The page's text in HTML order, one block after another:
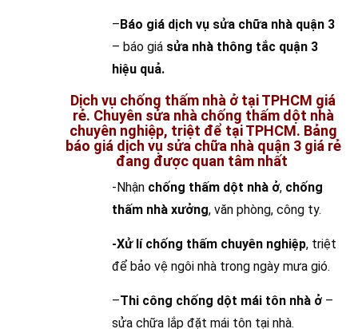
–Báo giá dịch vụ sửa chữa nhà quận 3
– báo giá sửa nhà thông tắc quận 3
hiệu quả.
Dịch vụ chống thấm nhà ở tại TPHCM giá
rẻ. Chuyên sửa nhà chống thấm dột nhà
chuyên nghiệp, triệt để tại TPHCM. Bảng
báo giá dịch vụ sửa chữa nhà quận 3 giá rẻ
đang được quan tâm nhất
-Nhận chống thấm dột nhà ở, chống
thấm nhà xưởng, văn phòng, công ty.
-Xử lí chống thấm chuyên nghiệp, triệt
để bảo vệ ngôi nhà trong ngày mưa gió.
–Thi công chống dột mái tôn nhà ở –
sửa chữa lắp đặt mái tôn tại nhà.